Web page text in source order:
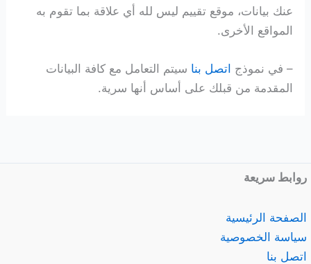
عنك بيانات، موقع تقييم ليس لله أي علاقة بما تقوم به
المواقع الأخرى.
– في نموذج اتصل بنا سيتم التعامل مع كافة البيانات
المقدمة من قبلك على أساس أنها سرية.
روابط سريعة
الصفحة الرئيسية
سياسة الخصوصية
اتصل بنا